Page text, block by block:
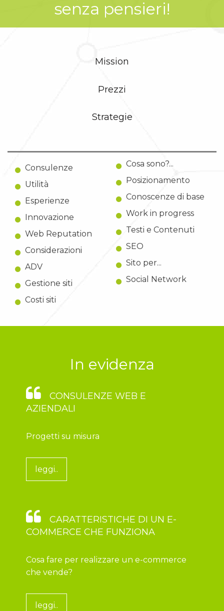
senza pensieri!
Mission
Prezzi
Strategie
Consulenze
Utilità
Esperienze
Innovazione
Web Reputation
Considerazioni
ADV
Gestione siti
Costi siti
Cosa sono?...
Posizionamento
Conoscenze di base
Work in progress
Testi e Contenuti
SEO
Sito per...
Social Network
In evidenza
CONSULENZE WEB E
AZIENDALI
Progetti su misura
leggi..
CARATTERISTICHE DI UN E-
COMMERCE CHE FUNZIONA
Cosa fare per realizzare un e-commerce
che vende?
leggi..